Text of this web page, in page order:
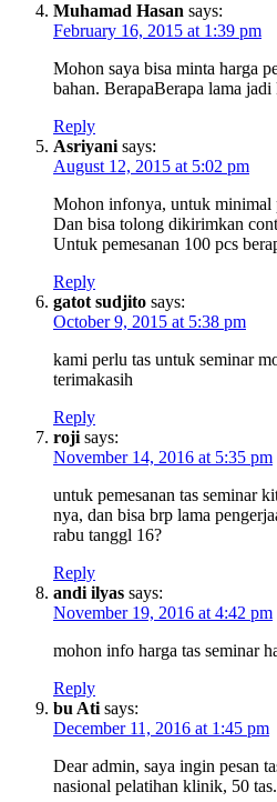
Muhamad Hasan says:
February 16, 2015 at 1:39 pm
Mohon saya bisa minta harga
bahan. BerapaBerapa lama jadi
Reply
Asriyani says:
August 12, 2015 at 5:02 pm
Mohon infonya, untuk minimal
Dan bisa tolong dikirimkan
Untuk pemesanan 100 pcs
Reply
gatot sudjito says:
October 9, 2015 at 5:38 pm
kami perlu tas untuk seminar
terimakasih
Reply
roji says:
November 14, 2016 at 5:35 pm
untuk pemesanan tas seminar
nya, dan bisa brp lama
rabu tanggl 16?
Reply
andi ilyas says:
November 19, 2016 at 4:42 pm
mohon info harga tas seminar
Reply
bu Ati says:
December 11, 2016 at 1:45 pm
Dear admin, saya ingin pesan
nasional pelatihan klinik, 50